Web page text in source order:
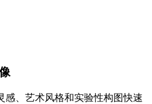
感、艺术风格和实验性构图快速